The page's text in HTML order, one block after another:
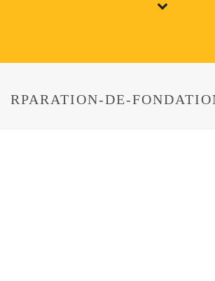
RPARATION-DE-